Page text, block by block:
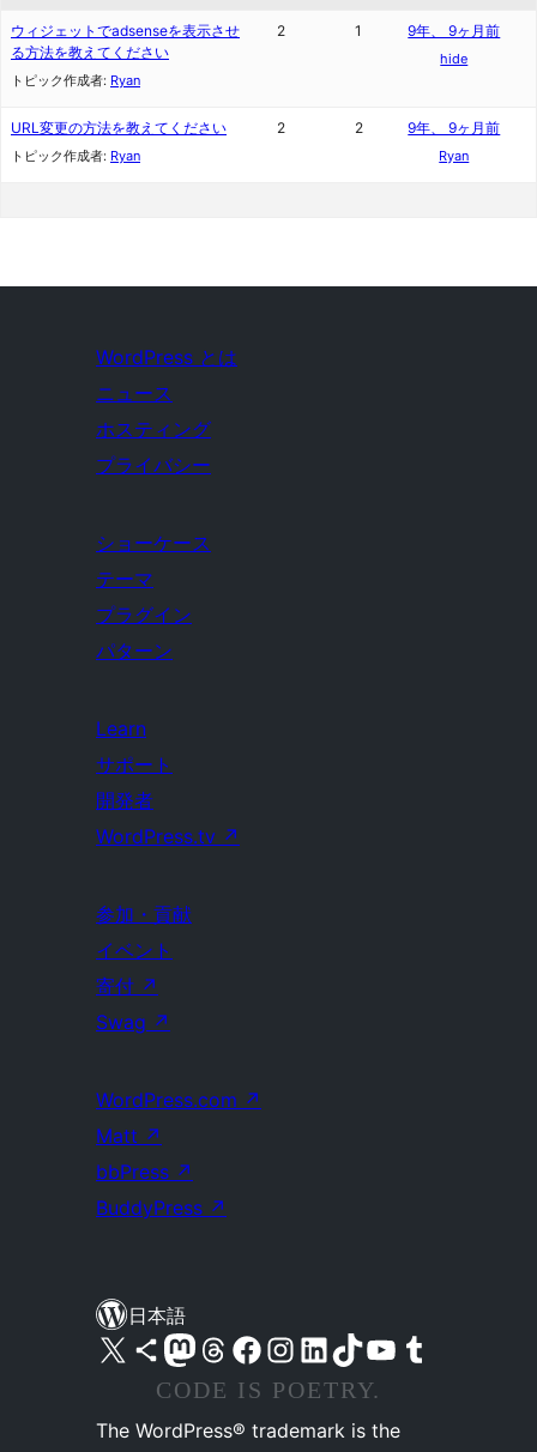
ウィジェットでadsenseを表示させ
る方法を教えてください
トピック作成者: Ryan
2 1 9年、 9ヶ月前
hide
URL変更の方法を教えてください
トピック作成者: Ryan
2 2 9年、 9ヶ月前
Ryan
WordPress とは
ニュース
ホスティング
プライバシー
ショーケース
テーマ
プラグイン
パターン
Learn
サポート
開発者
WordPress.tv ↗
参加・貢献
イベント
寄付 ↗
Swag ↗
WordPress.com ↗
Matt ↗
bbPress ↗
BuddyPress ↗
日本語
X (旧 Twitter) アカウントへ Bluesky アカウントへ Mastodon アカウントへ Threads アカウントへ Facebook ページへ Instagram アカウントへ LinkedIn アカウントへTikTok アカウントへ YouTube チャンネルへ Tumblr アカウントへ
CODE IS POETRY.
The WordPress® trademark is the